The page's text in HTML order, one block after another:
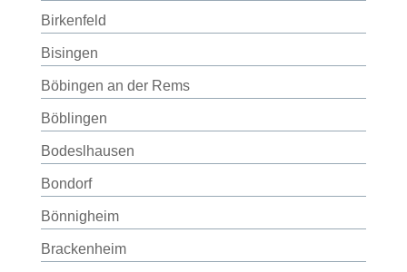
Birkenfeld
Bisingen
Böbingen an der Rems
Böblingen
Bodeslhausen
Bondorf
Bönnigheim
Brackenheim